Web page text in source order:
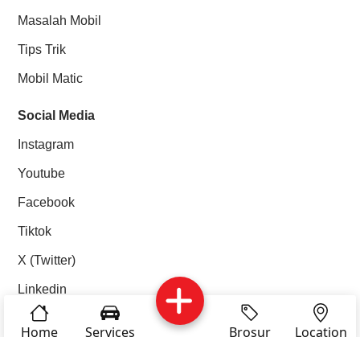
Services Brosur Location
About Us
Home
Services Brosur Location
Masalah Mobil
Tips Trik
Mobil Matic
Social Media
Instagram
Youtube
Facebook
Tiktok
X (Twitter)
Linkedin